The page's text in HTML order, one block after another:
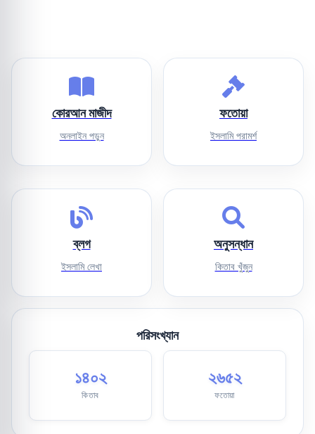
কোরআন মাজীদ
অনলাইন পড়ুন
ফতোয়া
ইসলামি পরামর্শ
ব্লগ
ইসলামি লেখা
অনুসন্ধান
কিতাব খুঁজুন
পরিসংখ্যান
১৪০২
কিতাব
২৬৫২
ফতোয়া